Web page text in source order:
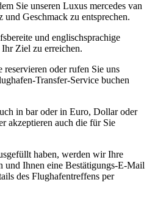
Sie unseren Luxus mercedes van
Geschmack zu entsprechen.
und englischsprachige
Ziel zu erreichen.
oder rufen Sie uns
Transfer-Service buchen
in bar oder in Euro, Dollar oder
akzeptieren auch die für Sie
haben, werden wir Ihre
und Ihnen eine Bestätigungs-E-Mail
des Flughafentreffens per